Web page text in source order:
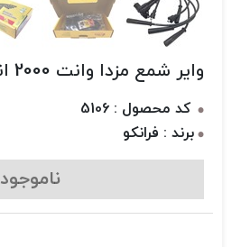
وایر شمع مزدا وانت 2000 انژکتور یلکن
کد محصول : 5106
برند : فرانکو
ناموجود